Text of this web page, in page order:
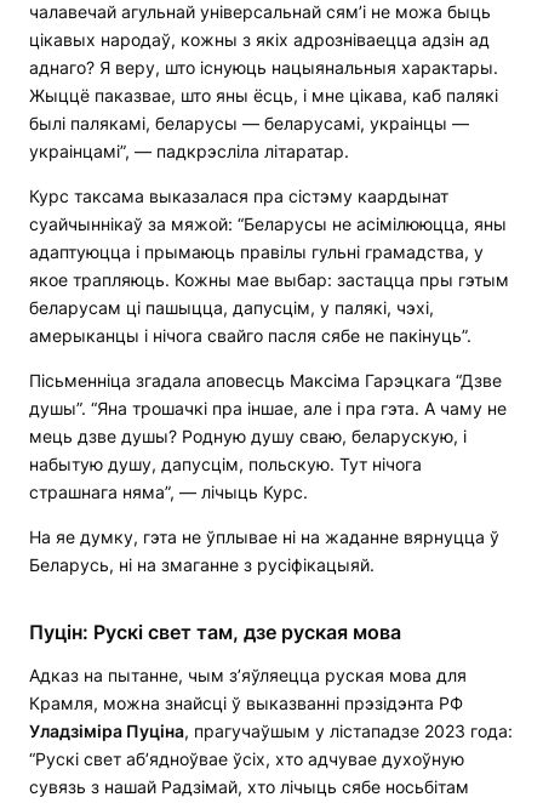
чалавечай агульнай універсальнай сям’і не можа быць
цікавых народаў, кожны з якіх адрозніваецца адзін ад
аднаго? Я веру, што існуюць нацыянальныя характары.
Жыццё паказвае, што яны ёсць, і мне цікава, каб палякі
былі палякамі, беларусы — беларусамі, украінцы —
украінцамі”, — падкрэсліла літаратар.
Курс таксама выказалася пра сістэму каардынат
суайчыннікаў за мяжой: “Беларусы не асімілююцца, яны
адаптуюцца і прымаюць правілы гульні грамадства, у
якое трапляюць. Кожны мае выбар: застацца пры гэтым
беларусам ці пашыцца, дапусцім, у палякі, чэхі,
амерыканцы і нічога свайго пасля сябе не пакінуць”.
Пісьменніца згадала аповесць Максіма Гарэцкага “Дзве
душы”. “Яна трошачкі пра іншае, але і пра гэта. А чаму не
мець дзве душы? Родную душу сваю, беларускую, і
набытую душу, дапусцім, польскую. Тут нічога
страшнага няма”, — лічыць Курс.
На яе думку, гэта не ўплывае ні на жаданне вярнуцца ў
Беларусь, ні на змаганне з русіфікацыяй.
Пуцін: Рускі свет там, дзе руская мова
Адказ на пытанне, чым з’яўляецца руская мова для
Крамля, можна знайсці ў выказванні прэзідэнта РФ
Уладзіміра Пуціна, прагучаўшым у лістападзе 2023 года:
“Рускі свет аб’ядноўвае ўсіх, хто адчувае духоўную
сувязь з нашай Радзімай, хто лічыць сябе носьбітам